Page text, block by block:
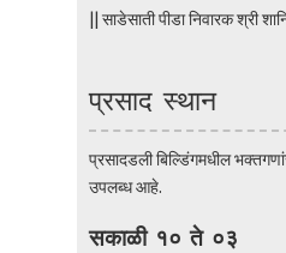
|| साडेसाती पीडा निवारक श्री
प्रसाद स्थान
प्रसादडली बिल्डिंगमधील
उपलब्ध आहे.
सकाळी १० ते ०३